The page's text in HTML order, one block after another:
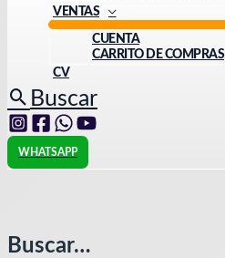
VENTAS
CUENTA
CARRITO DE COMPRAS
CV
Buscar
WHATSAPP
Buscar…